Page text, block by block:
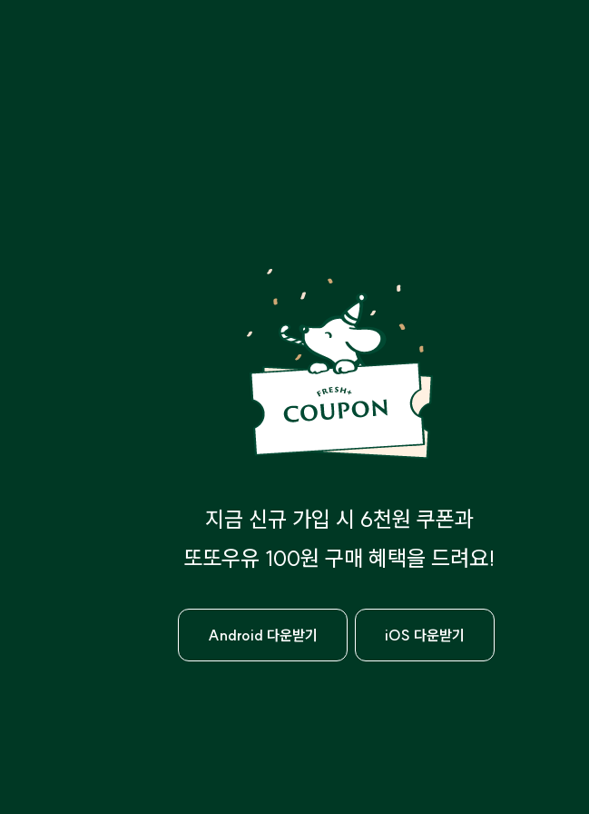
지금 신규 가입 시 6천원 쿠폰과
또또우유 100원 구매 혜택을 드려요!
Android 다운받기 iOS 다운받기